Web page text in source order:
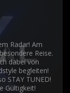
Radar! Am
Reise.
dabei von
begleiten!
STAY TUNED!
Gültigkeit!